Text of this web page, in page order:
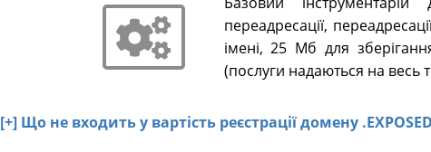
переадресації,
імені, 25 Мб для
(послуги надаються на весь
[+] Що не входить у вартість реєстрації домену